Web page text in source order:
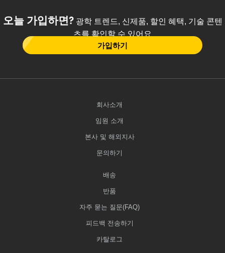
오늘 가입하면?광학 트렌드, 신제품, 할인 혜택, 기술 콘텐
츠를 확인할 수 있어요
가입하기
회사소개
임원 소개
본사 및 해외지사
문의하기
배송
반품
자주 묻는 질문(FAQ)
피드백 전송하기
카탈로그